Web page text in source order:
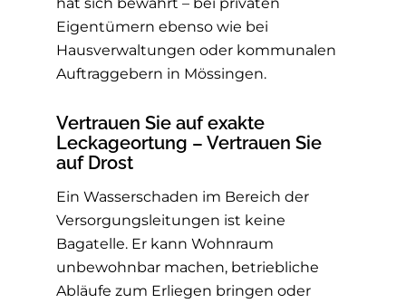
Eigentümern ebenso wie bei
Hausverwaltungen oder kommunalen
Auftraggebern in Mössingen.
Vertrauen Sie auf exakte
Leckageortung – Vertrauen Sie
auf Drost
Ein Wasserschaden im Bereich der
Versorgungsleitungen ist keine
Bagatelle. Er kann Wohnraum
unbewohnbar machen, betriebliche
Abläufe zum Erliegen bringen oder